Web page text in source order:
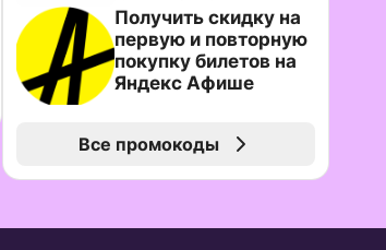
Получить скидку на
первую и повторную
покупку билетов на
Яндекс Афише
Все промокоды